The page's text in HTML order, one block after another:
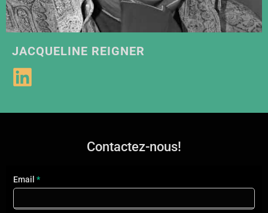
JACQUELINE REIGNER
Contactez-nous!
Contact
Email *